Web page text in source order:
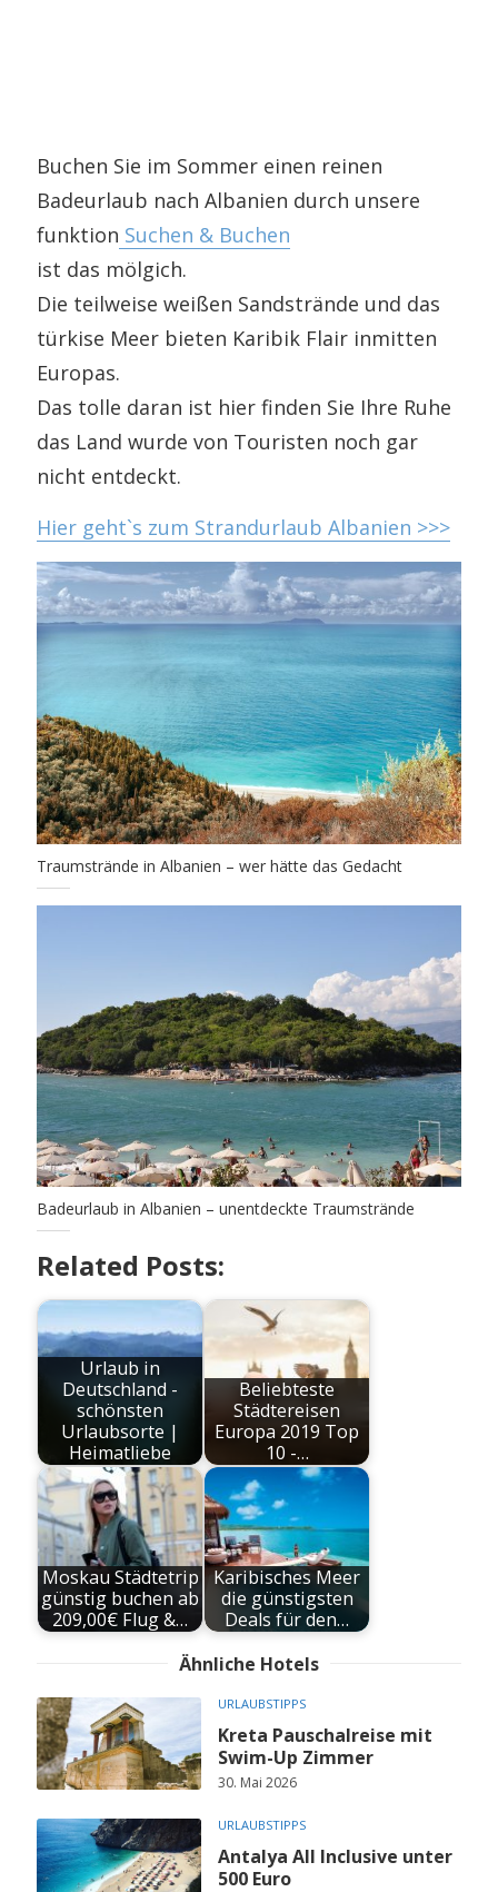
Buchen Sie im Sommer einen reinen
Badeurlaub nach Albanien durch unsere
funktion Suchen & Buchen
ist das mölgich.
Die teilweise weißen Sandstrände und das
türkise Meer bieten Karibik Flair inmitten
Europas.
Das tolle daran ist hier finden Sie Ihre Ruhe
das Land wurde von Touristen noch gar
nicht entdeckt.
Hier geht`s zum Strandurlaub Albanien >>>
Traumstrände in Albanien – wer hätte das Gedacht
Badeurlaub in Albanien – unentdeckte Traumstrände
Related Posts:
Urlaub in
Deutschland -
schönsten
Urlaubsorte |
Heimatliebe
Beliebteste
Städtereisen
Europa 2019 Top
10 -…
Moskau Städtetrip
günstig buchen ab
209,00€ Flug &…
Karibisches Meer
die günstigsten
Deals für den…
Ähnliche Hotels
URLAUBSTIPPS
Kreta Pauschalreise mit
Swim-Up Zimmer
30. Mai 2026
URLAUBSTIPPS
Antalya All Inclusive unter
500 Euro